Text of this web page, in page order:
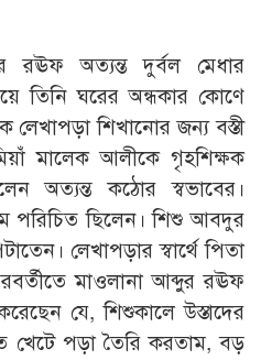
রঊফ অত্যন্ত দুর্বল মেধার
তিনি ঘরের অন্ধকার কোণে
লেখাপড়া শিখানোর জন্য বস্তী
মালেক আলীকে গৃহশিক্ষক
অত্যন্ত কঠোর স্বভাবের।
পরিচিত ছিলেন। শিশু আবদুর
লেখাপড়ার স্বার্থে পিতা
মাওলানা আব্দুর রঊফ
যে, শিশুকালে উস্তাদের
খেটে পড়া তৈরি করতাম, বড়